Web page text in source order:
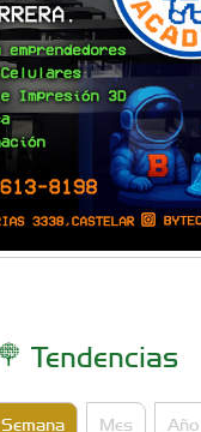
Tendencias
Semana Mes Año